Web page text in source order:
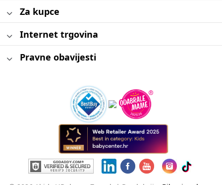
Za kupce
Internet trgovina
Pravne obavijesti